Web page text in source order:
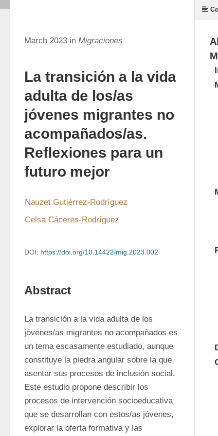
March 2023 in Migraciones
La transición a la vida
adulta de los/as
jóvenes migrantes no
acompañados/as.
Reflexiones para un
futuro mejor
Nauzet Gutiérrez-Rodríguez
Celsa Cáceres-Rodríguez
DOI: https://doi.org/10.14422/mig.2023.002
Abstract
La transición a la vida adulta de los
jóvenes/as migrantes no acompañados es
un tema escasamente estudiado, aunque
constituye la piedra angular sobre la que
asentar sus procesos de inclusión social.
Este estudio propone describir los
procesos de intervención socioeducativa
que se desarrollan con estos/as jóvenes,
explorar la oferta formativa y las